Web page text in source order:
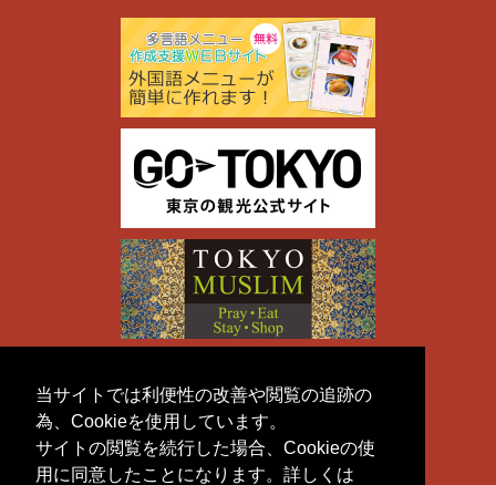
当サイトでは利便性の改善や閲覧の追跡の
為、Cookieを使用しています。
サイトの閲覧を続行した場合、Cookieの使
用に同意したことになります。詳しくは